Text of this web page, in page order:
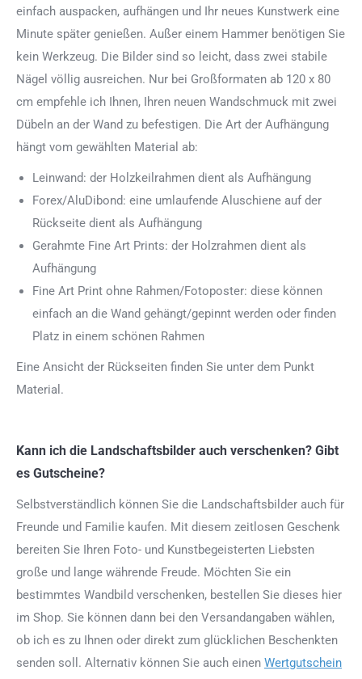
einfach auspacken, aufhängen und Ihr neues Kunstwerk eine
Minute später genießen. Außer einem Hammer benötigen Sie
kein Werkzeug. Die Bilder sind so leicht, dass zwei stabile
Nägel völlig ausreichen. Nur bei Großformaten ab 120 x 80
cm empfehle ich Ihnen, Ihren neuen Wandschmuck mit zwei
Dübeln an der Wand zu befestigen. Die Art der Aufhängung
hängt vom gewählten Material ab:
Leinwand: der Holzkeilrahmen dient als Aufhängung
Forex/AluDibond: eine umlaufende Aluschiene auf der
Rückseite dient als Aufhängung
Gerahmte Fine Art Prints: der Holzrahmen dient als
Aufhängung
Fine Art Print ohne Rahmen/Fotoposter: diese können
einfach an die Wand gehängt/gepinnt werden oder finden
Platz in einem schönen Rahmen
Eine Ansicht der Rückseiten finden Sie unter dem Punkt
Material.
Kann ich die Landschaftsbilder auch verschenken? Gibt
es Gutscheine?
Selbstverständlich können Sie die Landschaftsbilder auch für
Freunde und Familie kaufen. Mit diesem zeitlosen Geschenk
bereiten Sie Ihren Foto- und Kunstbegeisterten Liebsten
große und lange währende Freude. Möchten Sie ein
bestimmtes Wandbild verschenken, bestellen Sie dieses hier
im Shop. Sie können dann bei den Versandangaben wählen,
ob ich es zu Ihnen oder direkt zum glücklichen Beschenkten
senden soll. Alternativ können Sie auch einen Wertgutschein